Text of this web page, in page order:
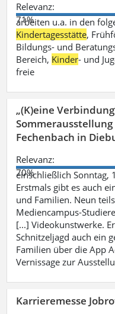
Relevanz:
71%
arbeiten u.a. in den
Kindertagesstätte,
Bildungs- und
Bereich, Kinder- und
freie
„(K)eine
Fechenbach in
Relevanz:
70%
einschließlich Sonntag,
Erstmals gibt es auch
und Familien. Neun
Mediencampus-
[...] Videokunstwerke.
Schnitzeljagd auch ein
Familien über die App
Vernissage zur
Karrieremesse